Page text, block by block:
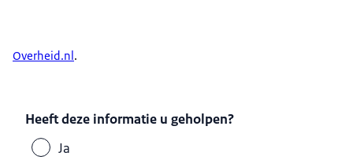
Overheid.nl .
Heeft deze informatie u geholpen?
Ja